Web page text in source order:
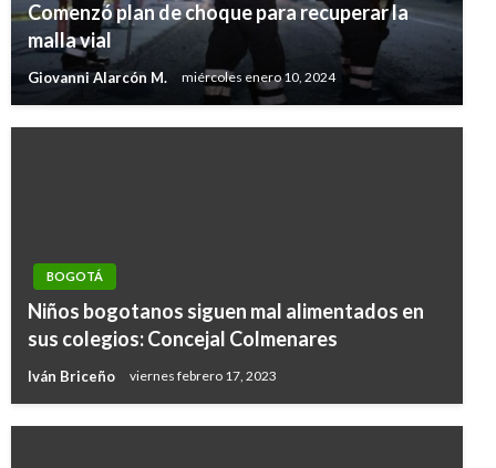
Comenzó plan de choque para recuperar la
malla vial
Giovanni Alarcón M. miércoles enero 10, 2024
BOGOTÁ
Niños bogotanos siguen mal alimentados en
sus colegios: Concejal Colmenares
Iván Briceño viernes febrero 17, 2023